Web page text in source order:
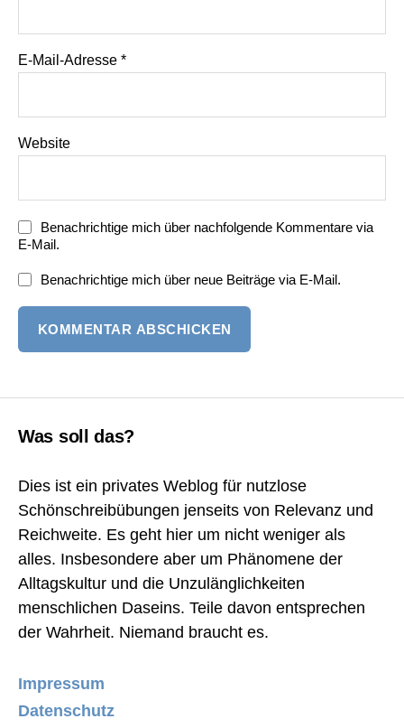
E-Mail-Adresse *
Website
Benachrichtige mich über nachfolgende Kommentare via
E-Mail.
Benachrichtige mich über neue Beiträge via E-Mail.
Was soll das?
Dies ist ein privates Weblog für nutzlose
Schönschreibübungen jenseits von Relevanz und
Reichweite. Es geht hier um nicht weniger als
alles. Insbesondere aber um Phänomene der
Alltagskultur und die Unzulänglichkeiten
menschlichen Daseins. Teile davon entsprechen
der Wahrheit. Niemand braucht es.
Impressum
Datenschutz